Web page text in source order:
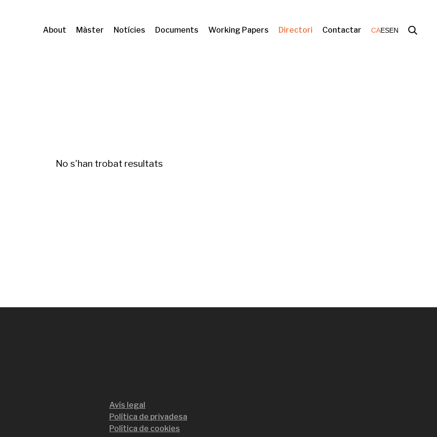
About Màster Notícies Documents Working Papers Directori Contactar CAESEN
No s'han trobat resultats
Avís legal
Política de privadesa
Política de cookies